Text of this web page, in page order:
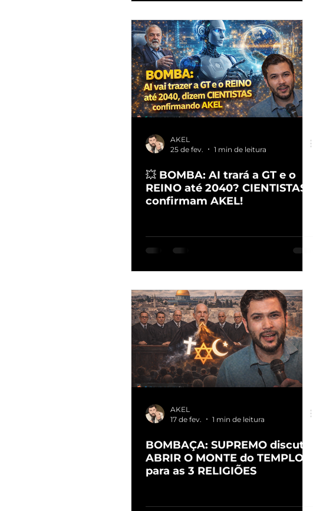
AKEL
25 de fev.
1 min de leitura
💥 BOMBA: AI trará a GT e o
REINO até 2040? CIENTISTAS
confirmam AKEL!
AKEL
17 de fev.
1 min de leitura
BOMBAÇA: SUPREMO discute
ABRIR O MONTE do TEMPLO
para as 3 RELIGIÕES